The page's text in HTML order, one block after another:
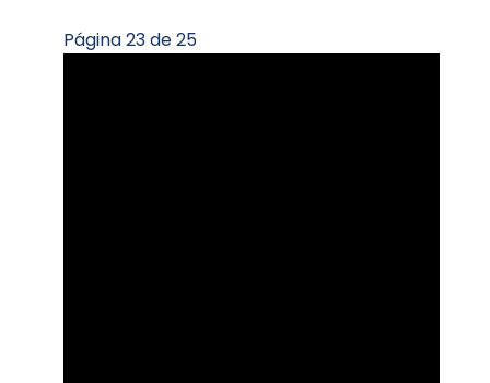
Página 23 de 25